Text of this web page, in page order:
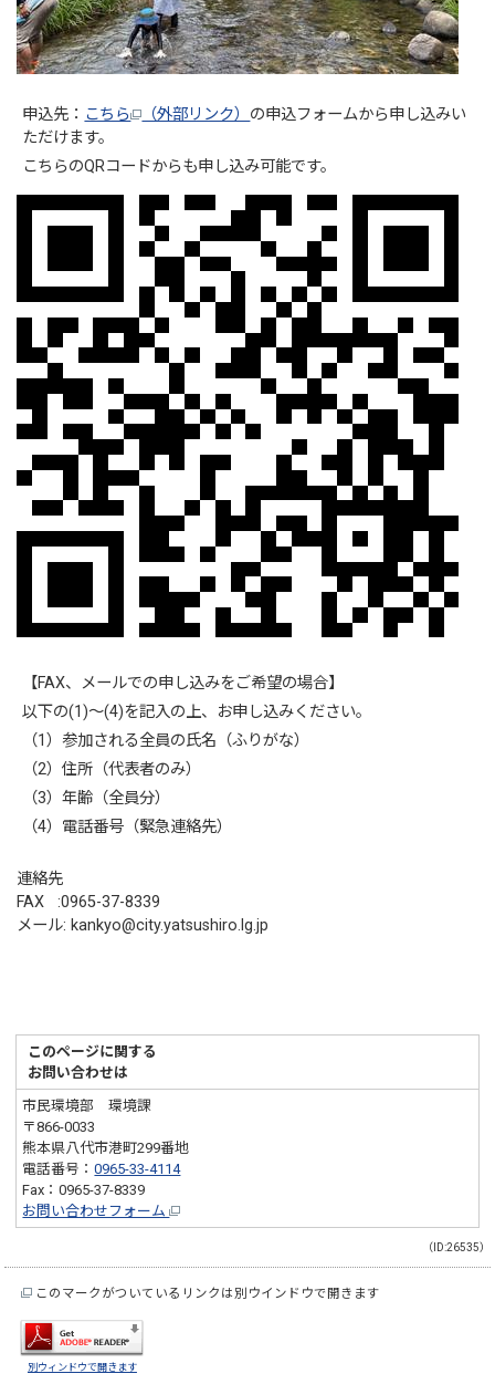
申込先： こちら （外部リンク） の申込フォームから申し込みい
ただけます。
こちらのQRコードからも申し込み可能です。
【FAX、メールでの申し込みをご希望の場合】
以下の(1)～(4)を記入の上、お申し込みください。
（1）参加される全員の氏名（ふりがな）
（2）住所（代表者のみ）
（3）年齢（全員分）
（4）電話番号（緊急連絡先）
連絡先
FAX :0965-37-8339
メール: kankyo@city.yatsushiro.lg.jp
このページに関する
お問い合わせは
市民環境部 環境課
〒866-0033
熊本県八代市港町299番地
電話番号：0965-33-4114
Fax：0965-37-8339
お問い合わせフォーム
（ID:26535）
このマークがついているリンクは別ウインドウで開きます
別ウィンドウで開きます